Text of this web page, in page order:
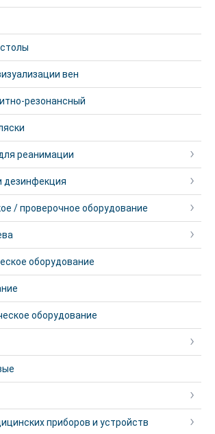
вен
резонансный
реанимации
дезинфекция
/ проверочное оборудование
оборудование
оборудование
приборов и устройств